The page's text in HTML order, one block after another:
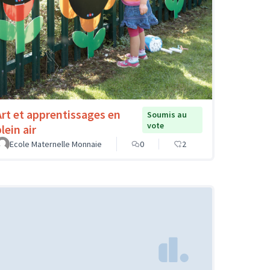
et apprentissages en
air
Soumis au
vote
Ecole Maternelle Monnaie
0 2